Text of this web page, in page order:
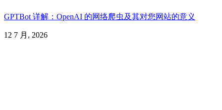
GPTBot 详解：OpenAI 的网络爬虫及其对您网站的意义
12 7 月, 2026